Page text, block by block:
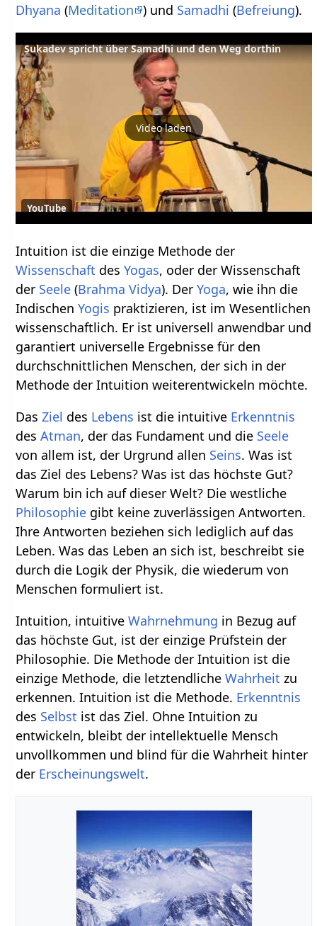
Dhyana (Meditation ) und Samadhi (Befreiung).
Sukadev spricht über Samadhi und den Weg dorthin
Video laden
YouTube
Intuition ist die einzige Methode der
Wissenschaft desYogas, oder der Wissenschaft
der Seele (Brahma Vidya). DerYoga, wie ihn die
IndischenYogis praktizieren, ist im Wesentlichen
wissenschaftlich. Er ist universell anwendbar und
garantiert universelle Ergebnisse für den
durchschnittlichen Menschen, der sich in der
Methode der Intuition weiterentwickeln möchte.
DasZiel des Lebens ist die intuitive Erkenntnis
desAtman, der das Fundament und die Seele
von allem ist, der Urgrund allen Seins. Was ist
das Ziel des Lebens? Was ist das höchste Gut?
Warum bin ich auf dieser Welt? Die westliche
Philosophie gibt keine zuverlässigen Antworten.
Ihre Antworten beziehen sich lediglich auf das
Leben. Was das Leben an sich ist, beschreibt sie
durch die Logik der Physik, die wiederum von
Menschen formuliert ist.
Intuition, intuitiveWahrnehmung in Bezug auf
das höchste Gut, ist der einzige Prüfstein der
Philosophie. Die Methode der Intuition ist die
einzige Methode, die letztendlicheWahrheit zu
erkennen. Intuition ist die Methode. Erkenntnis
des Selbst ist das Ziel. Ohne Intuition zu
entwickeln, bleibt der intellektuelle Mensch
unvollkommen und blind für die Wahrheit hinter
der Erscheinungswelt.